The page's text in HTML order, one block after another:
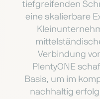
tiefgreifenden
eine skalierbare
Verbindung
PlentyONE
Basis, um im
nachhaltig